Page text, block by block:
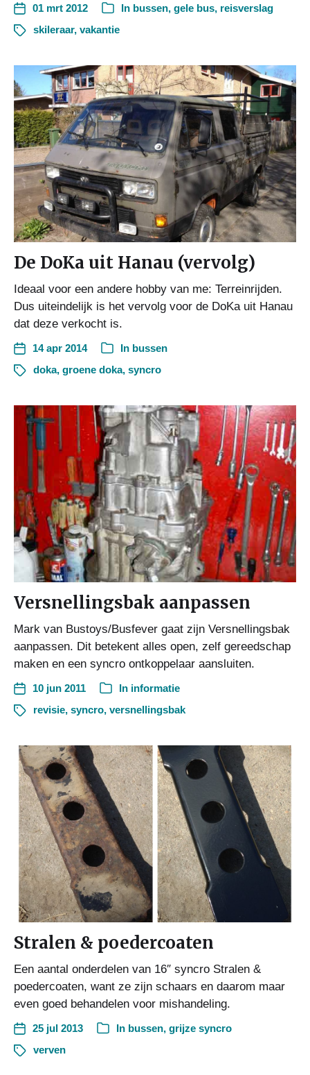
01 mrt 2012 In bussen, gele bus, reisverslag
skileraar, vakantie
De DoKa uit Hanau (vervolg)
Ideaal voor een andere hobby van me: Terreinrijden.
Dus uiteindelijk is het vervolg voor de DoKa uit Hanau
dat deze verkocht is.
14 apr 2014 In bussen
doka, groene doka, syncro
Versnellingsbak aanpassen
Mark van Bustoys/Busfever gaat zijn Versnellingsbak
aanpassen. Dit betekent alles open, zelf gereedschap
maken en een syncro ontkoppelaar aansluiten.
10 jun 2011 In informatie
revisie, syncro, versnellingsbak
Stralen & poedercoaten
Een aantal onderdelen van 16″ syncro Stralen &
poedercoaten, want ze zijn schaars en daarom maar
even goed behandelen voor mishandeling.
25 jul 2013 In bussen, grijze syncro
verven